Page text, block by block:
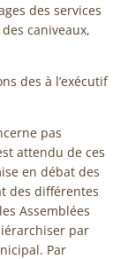
des services
caniveaux,
des à l’exécutif
pas
attendu de ces
en débat des
des différentes
Assemblées
par
Par